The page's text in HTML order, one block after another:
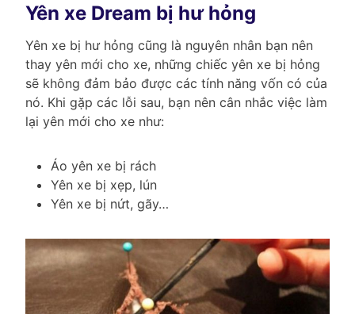
Yên xe Dream bị hư hỏng
Yên xe bị hư hỏng cũng là nguyên nhân bạn nên
thay yên mới cho xe, những chiếc yên xe bị hỏng
sẽ không đảm bảo được các tính năng vốn có của
nó. Khi gặp các lỗi sau, bạn nên cân nhắc việc làm
lại yên mới cho xe như:
Áo yên xe bị rách
Yên xe bị xẹp, lún
Yên xe bị nứt, gãy…